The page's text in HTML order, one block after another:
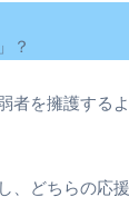
？
者を擁護する
、どちらの応